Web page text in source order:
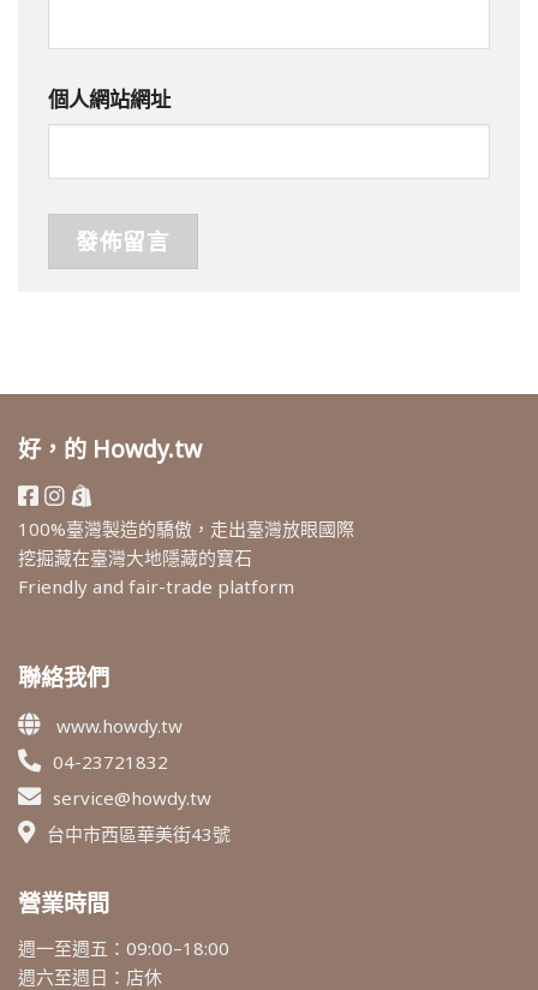
個人網站網址
好，的 Howdy.tw
100%臺灣製造的驕傲，走出臺灣放眼國際
挖掘藏在臺灣大地隱藏的寶石
Friendly and fair-trade platform
聯絡我們
www.howdy.tw
04-23721832
service@howdy.tw
台中市西區華美街43號
營業時間
週一至週五：09:00–18:00
週六至週日：店休